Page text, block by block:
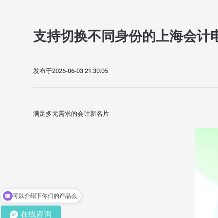
支持切换不同身份的上海会计
发布于2026-06-03 21:30:05
满足多元需求的会计新名片
在线咨询
可以介绍下你们的产品么